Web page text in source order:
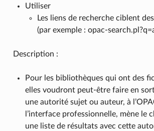
Utiliser
Les liens de recherche ciblent
(par exemple : opac-
Description :
Pour les bibliothèques qui ont des
elles voudront peut-être faire en
une autorité sujet ou auteur, à
l’interface professionnelle, mène le
une liste de résultats avec cette